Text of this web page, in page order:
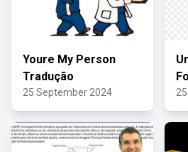
Youre My Person
Tradução
25 September 2024